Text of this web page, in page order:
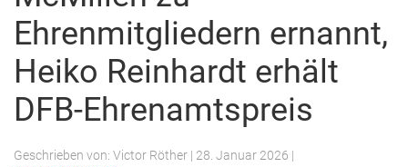
Ehrenmitgliedern ernannt,
Heiko Reinhardt erhält
DFB-Ehrenamtspreis
Geschrieben von: Victor Röther | 28. Januar 2026 |